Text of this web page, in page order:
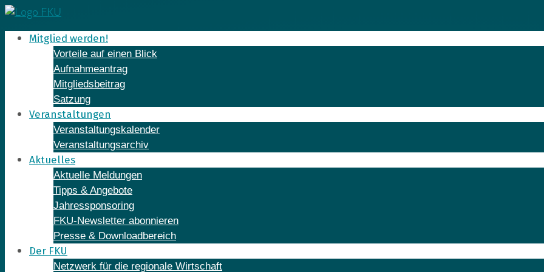
Skip
to
contentMitglied werden!
Vorteile auf einen Blick
Aufnahmeantrag
Mitgliedsbeitrag
Satzung
Veranstaltungen
Veranstaltungskalender
Veranstaltungsarchiv
Aktuelles
Aktuelle Meldungen
Tipps & Angebote
Jahressponsoring
FKU-Newsletter abonnieren
Presse & Downloadbereich
Der FKU
Netzwerk für die regionale Wirtschaft